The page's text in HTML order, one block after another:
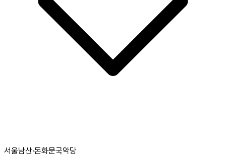
서울남산·돈화문국악당